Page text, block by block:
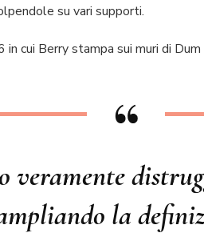
su vari supporti.
cui Berry stampa sui muri di
veramente
la